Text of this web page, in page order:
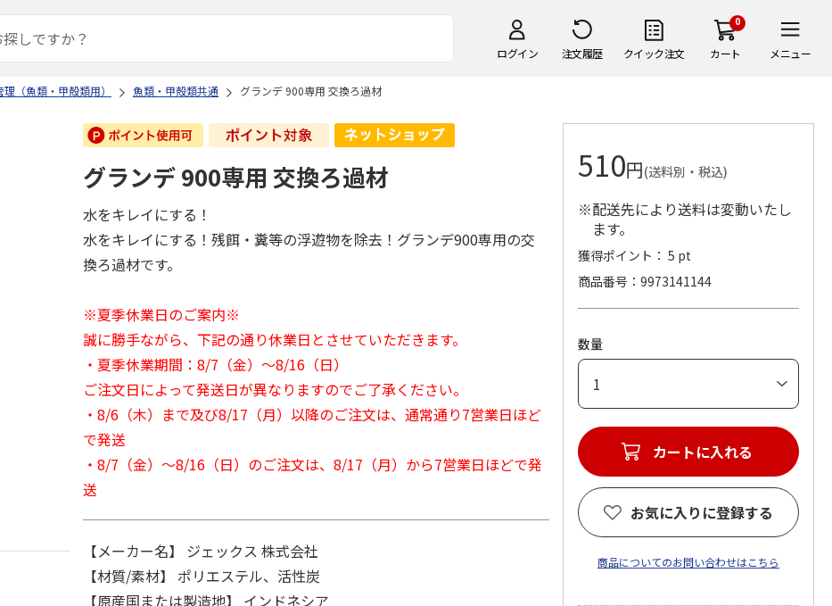
ログイン 注文履歴 クイック注文
0
カート メニュー
（魚類・甲殻類用） 魚類・甲殻類共通 グランデ 900専用 交換ろ過材
グランデ 900専用 交換ろ過材
水をキレイにする！
水をキレイにする！残餌・糞等の浮遊物を除去！グランデ900専用の交
換ろ過材です。
※夏季休業日のご案内※
誠に勝手ながら、下記の通り休業日とさせていただきます。
・夏季休業期間：8/7（金）～8/16（日）
ご注文日によって発送日が異なりますのでご了承ください。
・8/6（木）まで及び8/17（月）以降のご注文は、通常通り7営業日ほど
で発送
・8/7（金）～8/16（日）のご注文は、8/17（月）から7営業日ほどで発
送
【メーカー名】 ジェックス 株式会社
【材質/素材】 ポリエステル、活性炭
【原産国または製造地】 インドネシア
510円(送料別・税込)
※配送先により送料は変動いたし
ます。
獲得ポイント： 5 pt
商品番号
9973141144
数量
カートに入れる
お気に入りに登録する
商品についてのお問い合わせはこちら